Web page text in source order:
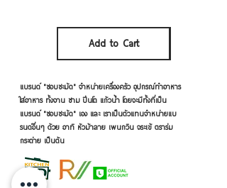
Add to Cart
แบรนด์ "ชอบชะมัด" จำหน่ายเครื่องครัว อุปกรณ์ทำอาหาร
ใส่อาหาร ทั้งจาน ชาม ปิ่นโต แก้วน้ำ โดยจะมีทั้งที่เป็น
แบรนด์ "ชอบชะมัด" เอง และ เราเป็นตัวแทนจำหน่ายแบ
รนด์อื่นๆ ด้วย อาทิ หัวม้าลาย เพนกวิน จระเข้ ตราร่ม
กระต่าย เป็นต้น